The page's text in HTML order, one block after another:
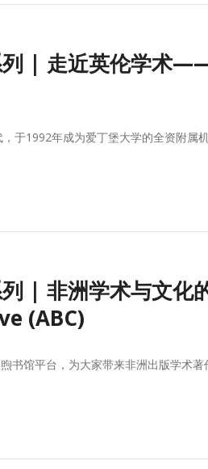
| 走近英伦学术
于1992年成为爱丁堡大学的全资附属
| 非洲学术与文
(ABC)
书馆平台，为大家带来非洲出版学术